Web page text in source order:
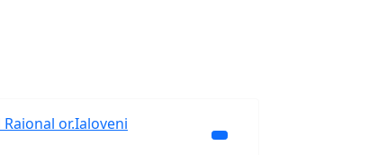
or.Ialoveni